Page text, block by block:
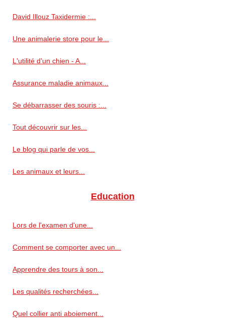
David Illouz Taxidermie :...
Une animalerie store pour le...
L'utilité d'un chien - A...
Assurance maladie animaux...
Se débarrasser des souris :...
Tout découvrir sur les...
Le blog qui parle de vos...
Les animaux et leurs...
Education
Lors de l'examen d'une...
Comment se comporter avec un...
Apprendre des tours à son...
Les qualités recherchées...
Quel collier anti aboiement...